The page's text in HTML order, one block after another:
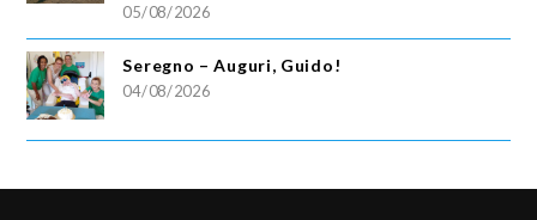
05/08/2026
Seregno – Auguri, Guido!
04/08/2026